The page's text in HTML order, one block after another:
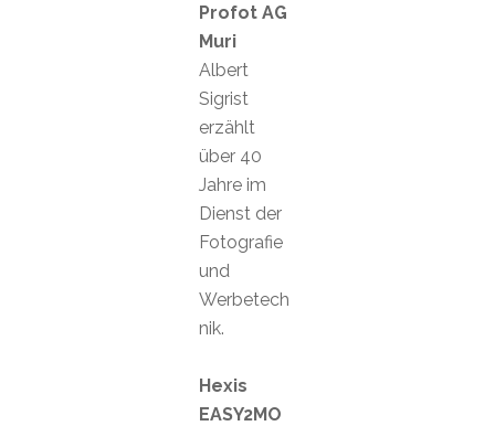
Profot AG
Muri
Albert
Sigrist
erzählt
über 40
Jahre im
Dienst der
Fotografie
und
Werbetech
nik.
Hexis
EASY2MO